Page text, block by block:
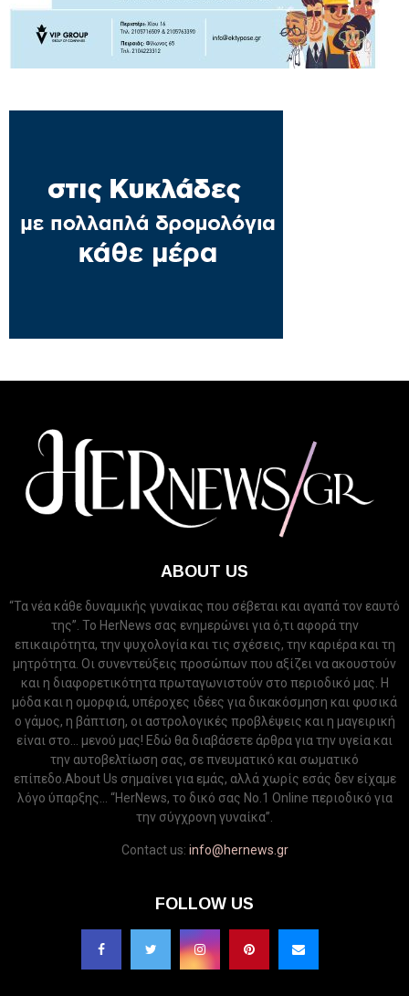
ABOUT US
“Τα νέα κάθε δυναμικής γυναίκας που σέβεται και αγαπά τον εαυτό
της”. Το HerNews σας ενημερώνει για ό,τι αφορά την
επικαιρότητα, την ψυχολογία και τις σχέσεις, την καριέρα και τη
μητρότητα. Οι συνεντεύξεις προσώπων που αξίζει να ακουστούν
και η διαφορετικότητα πρωταγωνιστούν στο περιοδικό μας. Η
μόδα και η ομορφιά, υπέροχες ιδέες για δικακόσμηση και φυσικά
ο γάμος, η βάπτιση, οι αστρολογικές προβλέψεις και η μαγειρική
είναι στο... μενού μας! Εδώ θα διαβάσετε άρθρα για την υγεία και
την αυτοβελτίωση σας, σε πνευματικό και σωματικό
επίπεδο.About Us σημαίνει για εμάς, αλλά χωρίς εσάς δεν είχαμε
λόγο ύπαρξης... “HerNews, το δικό σας Νo.1 Online περιοδικό για
την σύγχρονη γυναίκα”.
Contact us: info@hernews.gr
FOLLOW US